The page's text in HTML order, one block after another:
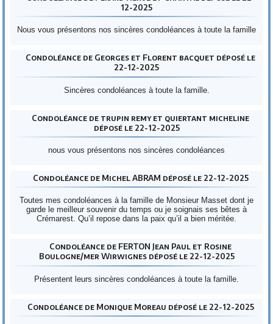
12-2025
Nous vous présentons nos sincères condoléances à toute la famille
Condoléance de Georges et Florent bacquet déposé le
22-12-2025
Sincères condoléances à toute la famille.
Condoléance de trupin remy et quiertant micheline
déposé le 22-12-2025
nous vous présentons nos sincères condoléances
Condoléance de Michel ABRAM déposé le 22-12-2025
Toutes mes condoléances à la famille de Monsieur Masset dont je
garde le meilleur souvenir du temps ou je soignais ses bêtes à
Crémarest. Qu’il repose dans la paix qu’il a bien méritée.
Condoléance de FERTON Jean Paul et Rosine
Boulogne/mer Wirwignes déposé le 22-12-2025
Présentent leurs sincères condoléances à toute la famille.
Condoléance de Monique Moreau déposé le 22-12-2025